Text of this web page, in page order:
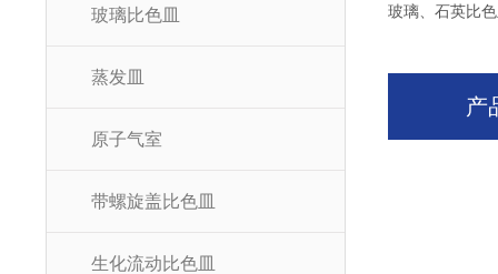
玻璃比色皿
蒸发皿
原子气室
带螺旋盖比色皿
生化流动比色皿
玻璃、石英比
产